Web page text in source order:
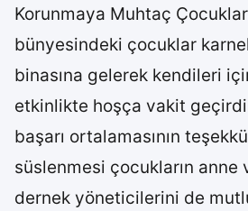
Korunmaya Muhtaç
bünyesindeki çocuklar
binasına gelerek kendileri
etkinlikte hoşça vakit
başarı ortalamasının
süslenmesi çocukların anne
dernek yöneticilerini de